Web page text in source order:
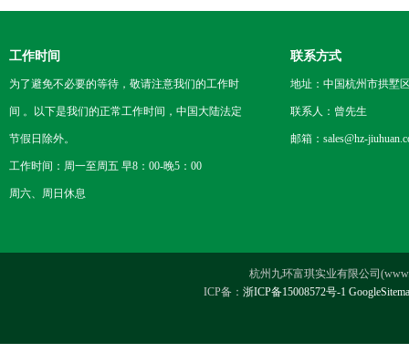
工作时间
为了避免不必要的等待，敬请注意我们的工作时
间 。以下是我们的正常工作时间，中国大陆法定
节假日除外。
工作时间：周一至周五 早8：00-晚5：00
周六、周日休息
联系方式
地址：中国杭州市拱墅
联系人：曾先生
邮箱：sales@hz-
杭州九环富琪实业有限公司
ICP备： 浙ICP备15008572号-1